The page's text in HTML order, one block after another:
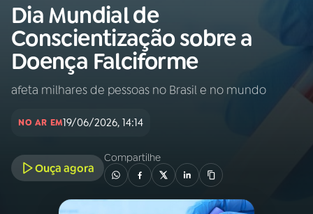
Buscar
na
Rádio
Nacional
Buscar
AO VIVO
02A RÁDIO
Dia Mundial de
Conscientização sobre a
Doença Falciforme
afeta milhares de pessoas no Brasil e no mundo
NO AR EM19/06/2026, 14:14
Ouça agora
Compartilhe